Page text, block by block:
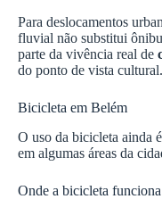
Para deslocamentos
fluvial não substitui
parte da vivência real de
do ponto de vista cultural.
Bicicleta em Belém
O uso da bicicleta ainda
em algumas áreas da
Onde a bicicleta